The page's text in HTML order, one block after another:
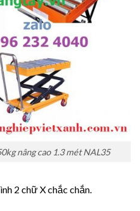
nâng cao 1.3 mét NAL35
2 chữ X chắc chắn.